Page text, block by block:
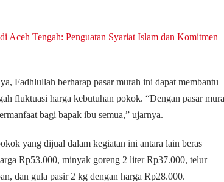
Aceh Tengah: Penguatan Syariat Islam dan Komitmen
Fadhlullah berharap pasar murah ini dapat membantu
fluktuasi harga kebutuhan pokok. “Dengan pasar
bagi bapak ibu semua,” ujarnya.
yang dijual dalam kegiatan ini antara lain beras
Rp53.000, minyak goreng 2 liter Rp37.000, telur
dan gula pasir 2 kg dengan harga Rp28.000.